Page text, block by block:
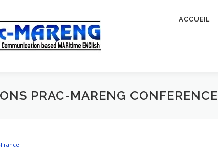
ACCUEIL
PRAC-MARENG CONFERENCE